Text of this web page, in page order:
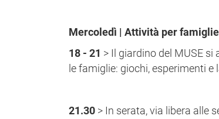
Mercoledì | Attività per
18 - 21 > Il giardino del MUSE
le famiglie: giochi, esperimenti
21.30 > In serata, via libera alle